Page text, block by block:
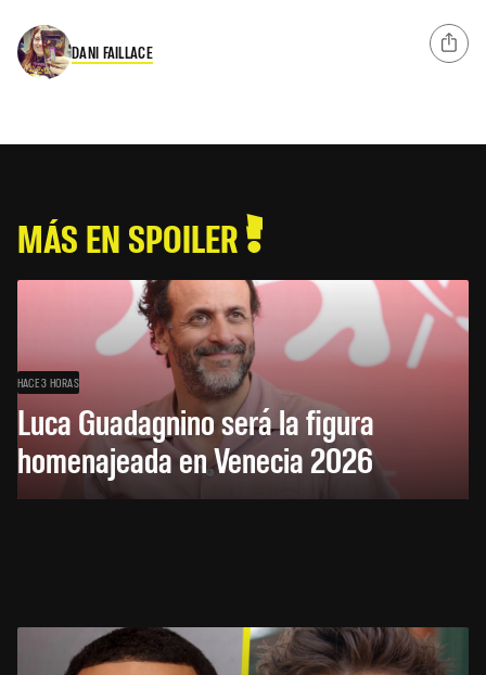
DANI FAILLACE
MÁS EN SPOILER
HACE 3 HORAS
Luca Guadagnino será la figura
homenajeada en Venecia 2026